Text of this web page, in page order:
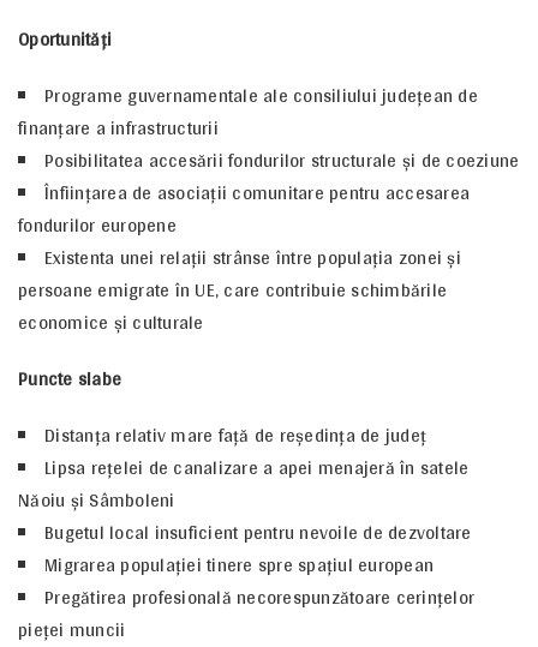
Oportunităţi
Programe guvernamentale ale consiliului judeţean de
finanţare a infrastructurii
Posibilitatea accesării fondurilor structurale şi de coeziune
Înfiinţarea de asociaţii comunitare pentru accesarea
fondurilor europene
Existenta unei relaţii strânse între populaţia zonei şi
persoane emigrate în UE, care contribuie schimbările
economice şi culturale
Puncte slabe
Distanţa relativ mare faţă de reşedinţa de judeţ
Lipsa reţelei de canalizare a apei menajeră în satele
Năoiu și Sâmboleni
Bugetul local insuficient pentru nevoile de dezvoltare
Migrarea populaţiei tinere spre spaţiul european
Pregătirea profesională necorespunzătoare cerinţelor
pieţei muncii